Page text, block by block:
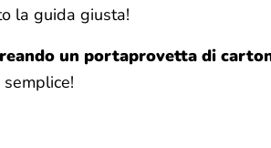
la guida giusta!
un portaprovetta di